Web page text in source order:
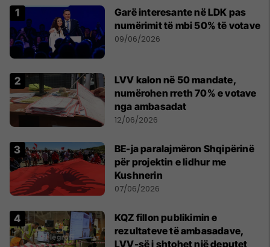
Garë interesante në LDK pas
numërimit të mbi 50% të votave
09/06/2026
LVV kalon në 50 mandate,
numërohen rreth 70% e votave
nga ambasadat
12/06/2026
BE-ja paralajmëron Shqipërinë
për projektin e lidhur me
Kushnerin
07/06/2026
KQZ fillon publikimin e
rezultateve të ambasadave,
LVV-së i shtohet një deputet